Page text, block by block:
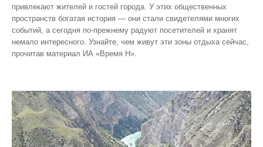
привлекают жителей и гостей города. У этих общественных
пространств богатая история — они стали свидетелями многих
событий, а сегодня по‑прежнему радуют посетителей и хранят
немало интересного. Узнайте, чем живут эти зоны отдыха сейчас,
прочитав материал ИА «Время Н».